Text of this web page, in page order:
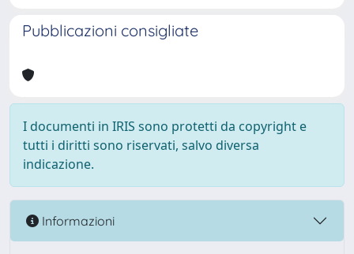
Pubblicazioni consigliate
I documenti in IRIS sono protetti da copyright e
tutti i diritti sono riservati, salvo diversa
indicazione.
Informazioni